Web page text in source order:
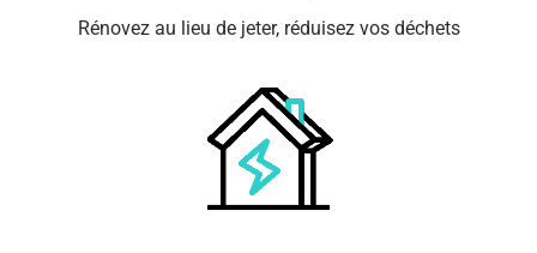
Rénovez au lieu de jeter, réduisez vos déchets